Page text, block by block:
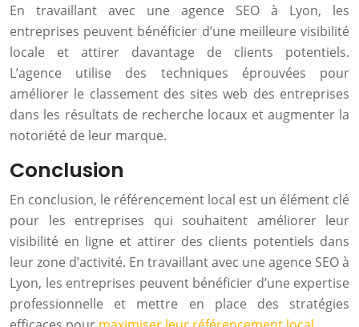
En travaillant avec une agence SEO à Lyon, les
entreprises peuvent bénéficier d’une meilleure visibilité
locale et attirer davantage de clients potentiels.
L’agence utilise des techniques éprouvées pour
améliorer le classement des sites web des entreprises
dans les résultats de recherche locaux et augmenter la
notoriété de leur marque.
Conclusion
En conclusion, le référencement local est un élément clé
pour les entreprises qui souhaitent améliorer leur
visibilité en ligne et attirer des clients potentiels dans
leur zone d’activité. En travaillant avec une agence SEO à
Lyon, les entreprises peuvent bénéficier d’une expertise
professionnelle et mettre en place des stratégies